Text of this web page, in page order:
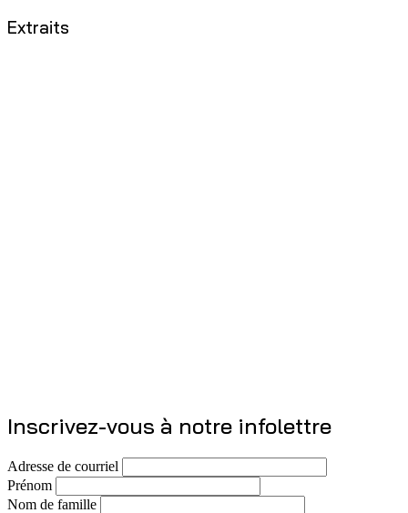
Extraits
Inscrivez-vous à notre infolettre
Adresse de courriel
Prénom
Nom de famille